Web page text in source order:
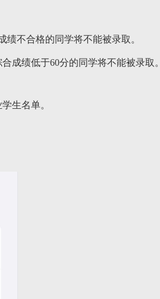
不合格的同学将不能被录取。
成绩低于60分的同学将不能被录取。
生名单。